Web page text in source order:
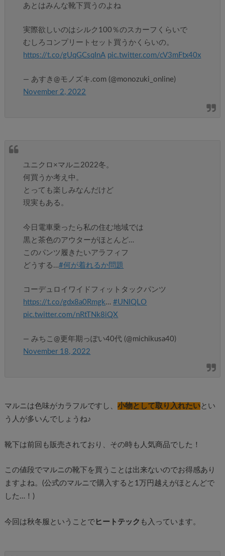
あとはみんな靴下買うのよね
実際欲しいのはシルク100％のスカーフくらいで
むしろコンプリートセット買うかくらいの。
https://t.co/gUqGCsqInA pic.twitter.com/cV3mFtx40x
— あすき@モノズキ.com (@monozuki_online)
November 2, 2022
ユニクロ×マルニ2022冬。
何買うか考え中。
とっても楽しみなんだけど
現実もある。
今日電車乗ったら私の住む地域では
黒と茶色のアウターがほとんど…
このパンツ履きたいアラフィフ
どうする…#何が着れるか問題
コーデュロイワイドフィットタックパンツ
https://t.co/gdx8a0Rmgk…#UNIQLO
pic.twitter.com/nRtTNk8iQX
— みちこ@更年期っぽい40代 (@michikusa40)
November 18, 2022
マルニは色味がカラフルですし、 小物として取り入れたいとい
う人が多いんでしょうね♪
靴下は前回も販売されており、その時も人気商品でした！
この値段でマルニの靴下を買うことは出来ないのでお得感あり
ますよね。(公式のマルニで購入すると1万円越えがほとんどで
した…！)
今回は秋冬服ということでヒートテック も入っています。